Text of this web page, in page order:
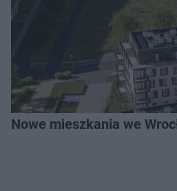
Nowe mieszkania we